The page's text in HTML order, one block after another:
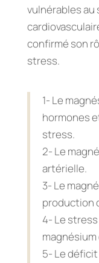
vulnérables
confirmé son
stress.
1- Le
hormones
stress.
2- Le
artérielle.
3- Le
production
4- Le
5- Le